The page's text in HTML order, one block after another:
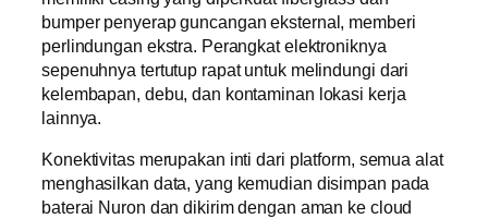
bumper penyerap guncangan eksternal, memberi
perlindungan ekstra. Perangkat elektroniknya
sepenuhnya tertutup rapat untuk melindungi dari
kelembapan, debu, dan kontaminan lokasi kerja
lainnya.
Konektivitas merupakan inti dari platform, semua alat
menghasilkan data, yang kemudian disimpan pada
baterai Nuron dan dikirim dengan aman ke cloud